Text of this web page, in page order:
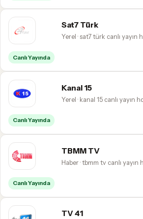
Sat7 Türk
Yerel · sat7 türk canlı yayın
Canlı Yayında
Kanal 15
Yerel · kanal 15 canlı yayın
Canlı Yayında
TBMM TV
Haber · tbmm tv canlı yayın
Canlı Yayında
TV 41